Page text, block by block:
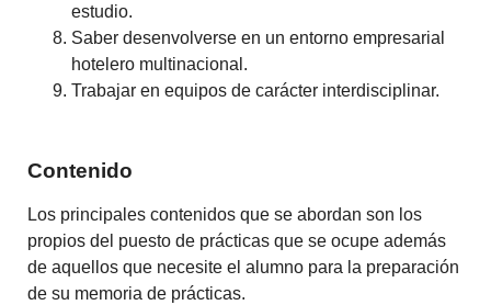
estudio.
Saber desenvolverse en un entorno empresarial
hotelero multinacional.
Trabajar en equipos de carácter interdisciplinar.
Contenido
Los principales contenidos que se abordan son los
propios del puesto de prácticas que se ocupe además
de aquellos que necesite el alumno para la preparación
de su memoria de prácticas.